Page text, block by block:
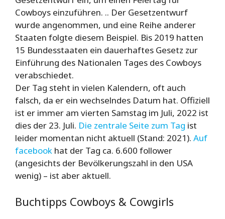
Cowboys einzuführen. .. Der Gesetzentwurf
wurde angenommen, und eine Reihe anderer
Staaten folgte diesem Beispiel. Bis 2019 hatten
15 Bundesstaaten ein dauerhaftes Gesetz zur
Einführung des Nationalen Tages des Cowboys
verabschiedet.
Der Tag steht in vielen Kalendern, oft auch
falsch, da er ein wechselndes Datum hat. Offiziell
ist er immer am vierten Samstag im Juli, 2022 ist
dies der 23. Juli. Die zentrale Seite zum Tag ist
leider momentan nicht aktuell (Stand: 2021). Auf
facebook hat der Tag ca. 6.600 follower
(angesichts der Bevölkerungszahl in den USA
wenig) – ist aber aktuell.
Buchtipps Cowboys & Cowgirls